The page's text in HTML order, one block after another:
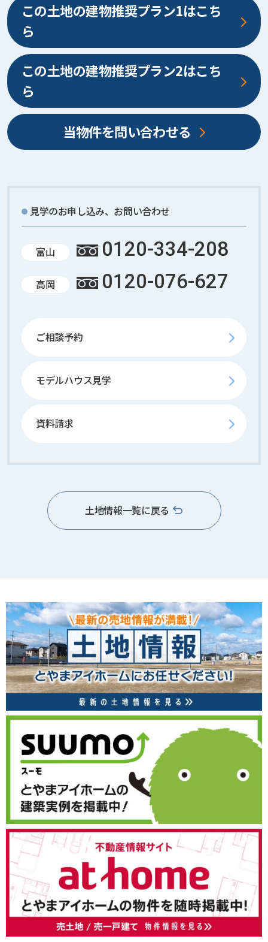
この土地の建物推奨プラン1はこち
ら
この土地の建物推奨プラン2はこち
ら
当物件を問い合わせる
見学のお申し込み、お問い合わせ
富山 0120-334-208
高岡 0120-076-627
ご相談予約
モデルハウス見学
資料請求
土地情報一覧に戻る